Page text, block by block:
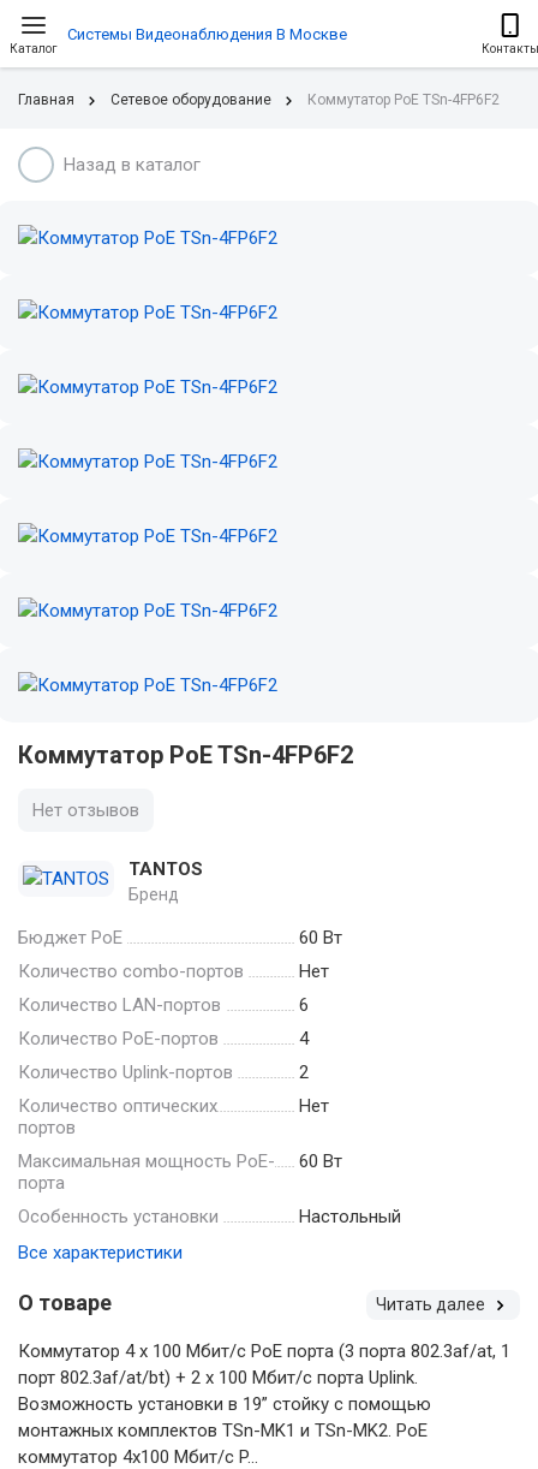
Каталог
Системы Видеонаблюдения В Москве
Контакты
Главная Сетевое оборудование Коммутатор PoE TSn-4FP6F2
Назад в каталог
Коммутатор PoE TSn-4FP6F2
Нет отзывов
TANTOS
Бренд
Бюджет PoE
60 Вт
Количество combo-портов
Нет
Количество LAN-портов
6
Количество PoE-портов
4
Количество Uplink-портов
2
Количество оптических
портов
Нет
Максимальная мощность PoE-
порта
60 Вт
Особенность установки
Настольный
Все характеристики
О товаре Читать далее
Коммутатор 4 x 100 Мбит/с PoE порта (3 порта 802.3af/at, 1
порт 802.3af/at/bt) + 2 x 100 Мбит/с порта Uplink.
Возможность установки в 19” стойку с помощью
монтажных комплектов TSn-MK1 и TSn-MK2. PoE
коммутатор 4x100 Мбит/с P...